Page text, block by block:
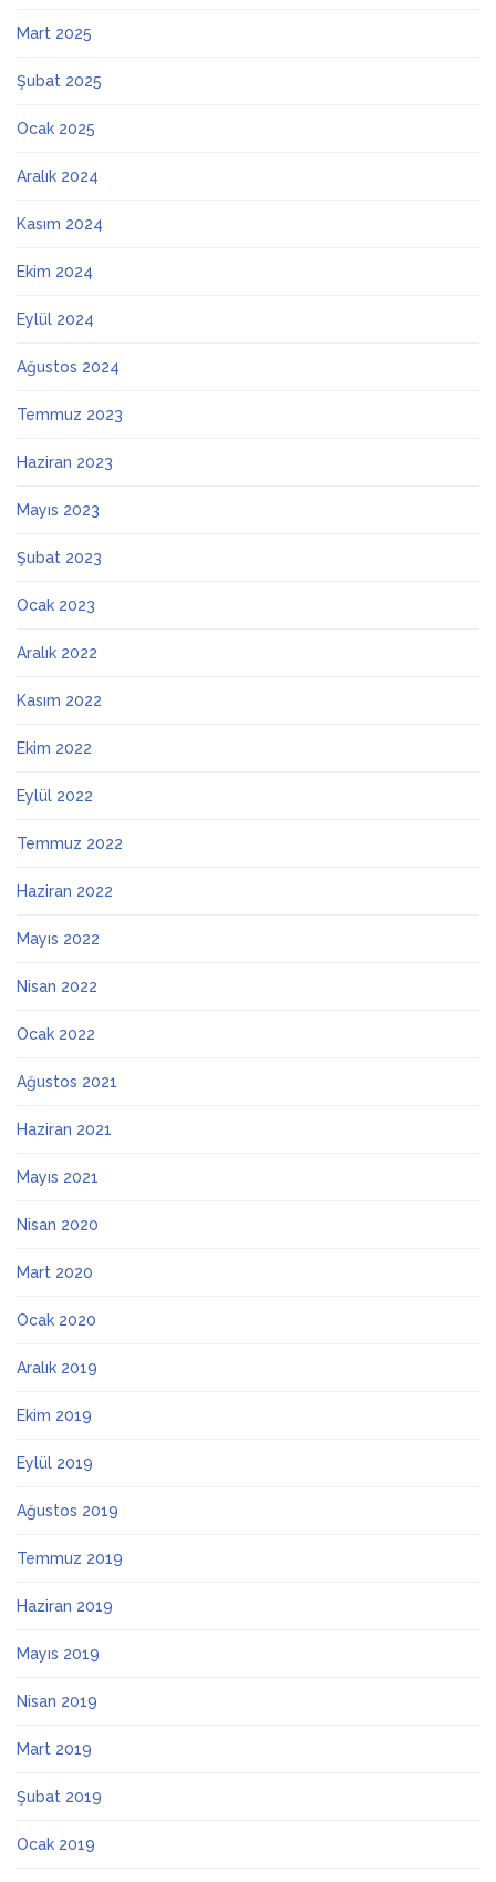
Mart 2025
Şubat 2025
Ocak 2025
Aralık 2024
Kasım 2024
Ekim 2024
Eylül 2024
Ağustos 2024
Temmuz 2023
Haziran 2023
Mayıs 2023
Şubat 2023
Ocak 2023
Aralık 2022
Kasım 2022
Ekim 2022
Eylül 2022
Temmuz 2022
Haziran 2022
Mayıs 2022
Nisan 2022
Ocak 2022
Ağustos 2021
Haziran 2021
Mayıs 2021
Nisan 2020
Mart 2020
Ocak 2020
Aralık 2019
Ekim 2019
Eylül 2019
Ağustos 2019
Temmuz 2019
Haziran 2019
Mayıs 2019
Nisan 2019
Mart 2019
Şubat 2019
Ocak 2019